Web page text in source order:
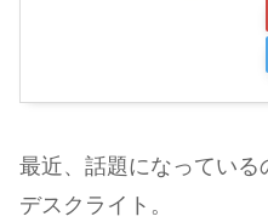
最近、話題になってい
デスクライト。